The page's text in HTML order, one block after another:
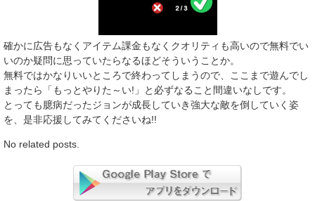
確かに広告もなくアイテム課金もなくクオリティも高いので無料でい
いのか疑問に思っていたらなるほどそういうことか。
無料ではかなりいいところで終わってしまうので、ここまで遊んでし
まったら「もっとやりた～い!」と必ずなること間違いなしです。
とっても臆病だったジョンが成長していき強大な敵を倒していく姿
を、是非応援してみてくださいね!!
No related posts.